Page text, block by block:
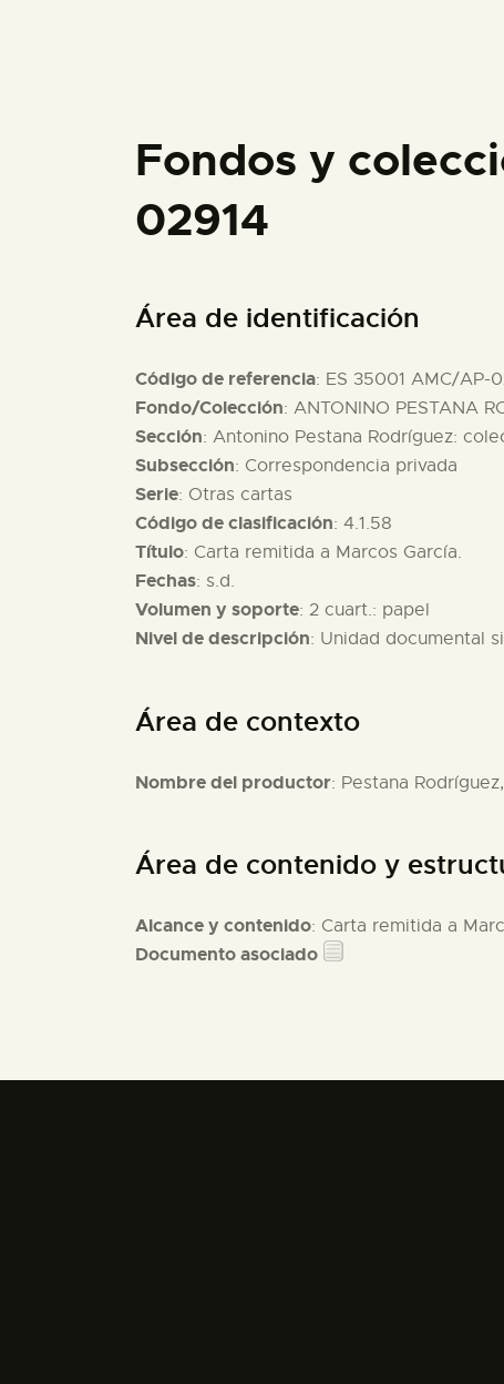
Fondos y
02914
Área de identificación
Código de referencia: ES 35001 AMC/AP-
Fondo/Colección: ANTONINO PESTANA
Sección: Antonino Pestana Rodríguez:
Subsección: Correspondencia privada
Serie: Otras cartas
Código de clasificación: 4.1.58
Título: Carta remitida a Marcos García.
Fechas: s.d.
Volumen y soporte: 2 cuart.: papel
Nivel de descripción: Unidad documental
Área de contexto
Nombre del productor: Pestana
Área de contenido y
Alcance y contenido: Carta remitida a
Documento asociado